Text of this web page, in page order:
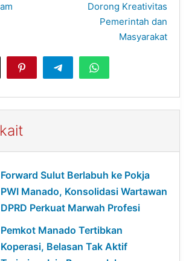
Dorong Kreativitas
Pemerintah dan
Masyarakat
Forward Sulut Berlabuh ke Pokja
PWI Manado, Konsolidasi Wartawan
DPRD Perkuat Marwah Profesi
Pemkot Manado Tertibkan
Koperasi, Belasan Tak Aktif